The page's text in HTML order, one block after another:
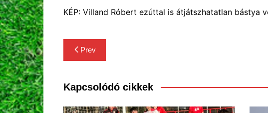
KÉP: Villand Róbert ezúttal is átjátszhatatlan bástya
Bejegyzés
navigáció
Prev
Kapcsolódó cikkek